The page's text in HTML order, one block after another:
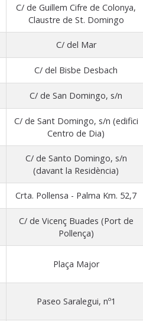
C/ de Guillem Cifre de Colonya,
Claustre de St. Domingo
C/ del Mar
C/ del Bisbe Desbach
C/ de San Domingo, s/n
C/ de Sant Domingo, s/n (edifici
Centro de Dia)
C/ de Santo Domingo, s/n
(davant la Residència)
Crta. Pollensa - Palma Km. 52,7
C/ de Vicenç Buades (Port de
Pollença)
Plaça Major
Paseo Saralegui, nº1